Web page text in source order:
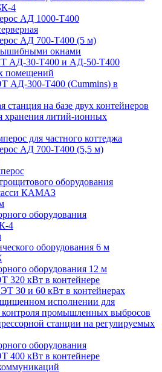
4
АД 1000-Т400
АД 700-Т400 (5 м)
окнами
АД-30-Т400 и АД-50-Т400
помещений
АД-300-Т400 (Cummins) в
станция на базе двух контейнеров
хранения литий-ионных
для частного коттеджа
АД 700-Т400 (5,5 м)
оборудования
КАМАЗ
оборудования
4
оборудования 6 м
оборудования 12 м
320 кВт в контейнере
30 и 60 кВт в контейнерах
исполнении для
контроля промышленных выбросов
станции на регулируемых
оборудования
400 кВт в контейнере